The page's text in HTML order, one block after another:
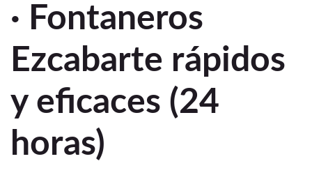
· Fontaneros
Ezcabarte rápidos
y eficaces (24
horas)